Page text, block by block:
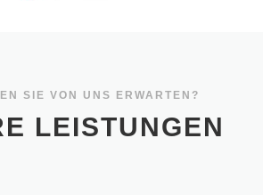
SIE VON UNS ERWARTEN?
LEISTUNGEN